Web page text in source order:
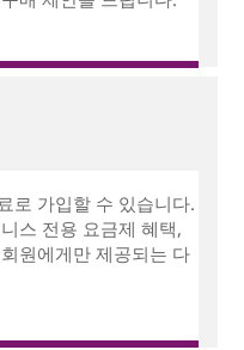
로 가입할 수 있습니다.
스 전용 요금제 혜택,
원에게만 제공되는 다